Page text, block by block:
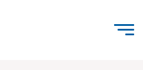
contenido